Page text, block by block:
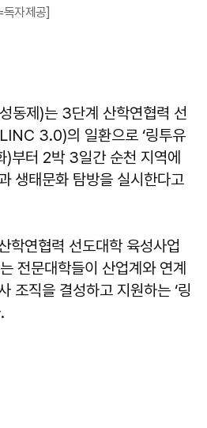
자제공]
동제)는 3단계 산학연협력 선
3.0)의 일환으로 ‘링투유
)부터 2박 3일간 순천 지역에
생태문화 탐방을 실시한다고
학연협력 선도대학 육성사업
전문대학들이 산업계와 연계
조직을 결성하고 지원하는 ‘링